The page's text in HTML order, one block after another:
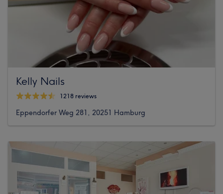
Kelly Nails
1218 reviews
Eppendorfer Weg 281, 20251 Hamburg